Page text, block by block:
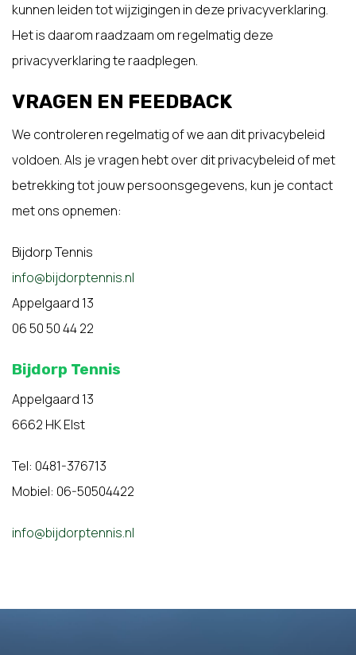
kunnen leiden tot wijzigingen in deze privacyverklaring.
Het is daarom raadzaam om regelmatig deze
privacyverklaring te raadplegen.
VRAGEN EN FEEDBACK
We controleren regelmatig of we aan dit privacybeleid
voldoen. Als je vragen hebt over dit privacybeleid of met
betrekking tot jouw persoonsgegevens, kun je contact
met ons opnemen:
Bijdorp Tennis
info@bijdorptennis.nl
Appelgaard 13
06 50 50 44 22
Bijdorp Tennis
Appelgaard 13
6662 HK Elst
Tel: 0481-376713
Mobiel: 06-50504422
info@bijdorptennis.nl